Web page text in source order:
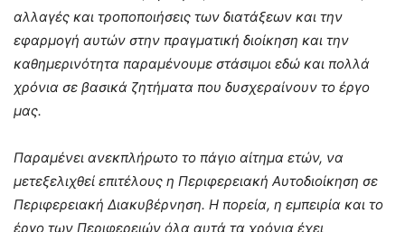
αλλαγές και τροποποιήσεις των διατάξεων και την
εφαρμογή αυτών στην πραγματική διοίκηση και την
καθημερινότητα παραμένουμε στάσιμοι εδώ και πολλά
χρόνια σε βασικά ζητήματα που δυσχεραίνουν το έργο
μας.
Παραμένει ανεκπλήρωτο το πάγιο αίτημα ετών, να
μετεξελιχθεί επιτέλους η Περιφερειακή Αυτοδιοίκηση σε
Περιφερειακή Διακυβέρνηση. Η πορεία, η εμπειρία και το
έργο των Περιφερειών όλα αυτά τα χρόνια έχει